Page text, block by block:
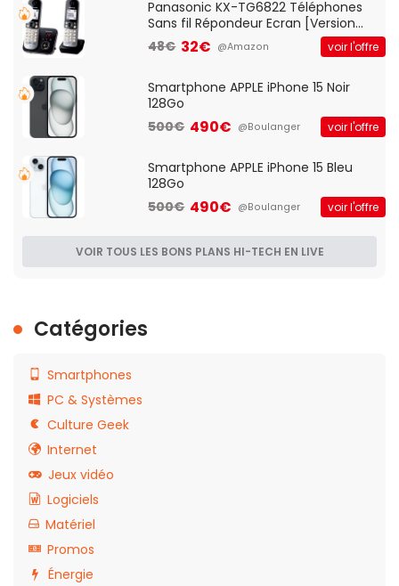
Panasonic KX-TG6822 Téléphones
Sans fil Répondeur Ecran [Version
Française]
48€ 32€ @Amazon voir l'offre
Smartphone APPLE iPhone 15 Noir
128Go
500€ 490€ @Boulanger voir l'offre
Smartphone APPLE iPhone 15 Bleu
128Go
500€ 490€ @Boulanger voir l'offre
VOIR TOUS LES BONS PLANS HI-TECH EN LIVE
Catégories
Smartphones
PC & Systèmes
Culture Geek
Internet
Jeux vidéo
Logiciels
Matériel
Promos
Énergie